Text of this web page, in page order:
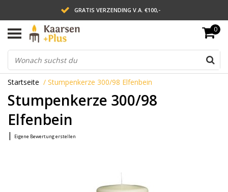
GRATIS VERZENDING V.A. €100,-
LEVERING BINNEN 2 WERKDAGEN
ACHTERAF BETALEN VIA AFTERPAY
0
Startseite / Stumpenkerze 300/98 Elfenbein
Stumpenkerze 300/98
Elfenbein
| Eigene Bewertung erstellen